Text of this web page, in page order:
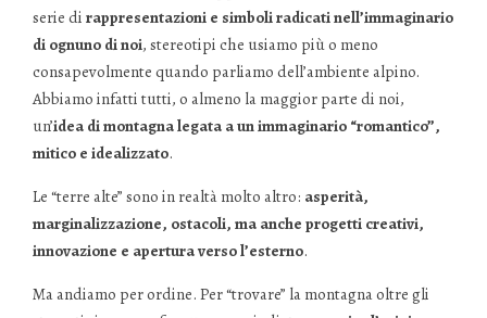
serie di rappresentazioni e simboli radicati nell’immaginario
di ognuno di noi, stereotipi che usiamo più o meno
consapevolmente quando parliamo dell’ambiente alpino.
Abbiamo infatti tutti, o almeno la maggior parte di noi,
un’idea di montagna legata a un immaginario “romantico”,
mitico e idealizzato.
Le “terre alte” sono in realtà molto altro: asperità,
marginalizzazione, ostacoli, ma anche progetti creativi,
innovazione e apertura verso l’esterno.
Ma andiamo per ordine. Per “trovare” la montagna oltre gli